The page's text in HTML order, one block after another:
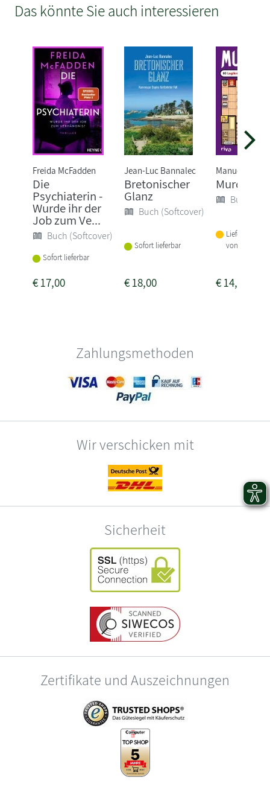
Das könnte Sie auch interessieren
Freida McFadden
Die
Psychiaterin -
Wurde ihr der
Job zum Ve...
Buch (Softcover)
Sofort lieferbar
€17,00
Jean-Luc Bannalec
Bretonischer
Glanz
Buch (Softcover)
Sofort lieferbar
€18,00
Manuel
Murdoku
Buch
Lieferbar
von 1-2
€14,00
Zahlungsmethoden
Wir verschicken mit
Sicherheit
Zertifikate und Auszeichnungen